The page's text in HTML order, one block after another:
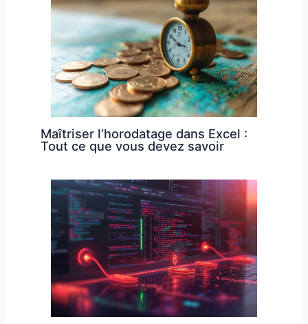
Maîtriser l’horodatage dans Excel :
Tout ce que vous devez savoir